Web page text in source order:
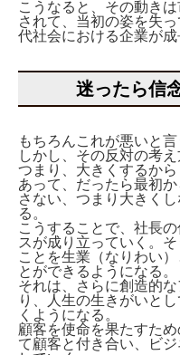
こうなると、その動き
されて、当初の姿を失
代社会における企業が成
迷ったら信
もちろんこれが悪いと言
しかし、その反対の考え
つまり、大きくするか
あって、だったら最初
さない、つまり大きく
る。
こうすることで、社長
スが成り立っていく。
ことを生業（なりわい
とができるようになる。
それは、さらに創造的
り、人生の生きがいと
くようになる。
顧客を使命を果たすた
て顧客と付き合い、ビ